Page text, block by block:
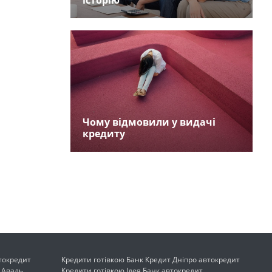
Чому відмовили у видачі
кредиту
Кредити готівкою Банк Кредит Дніпро автокредит